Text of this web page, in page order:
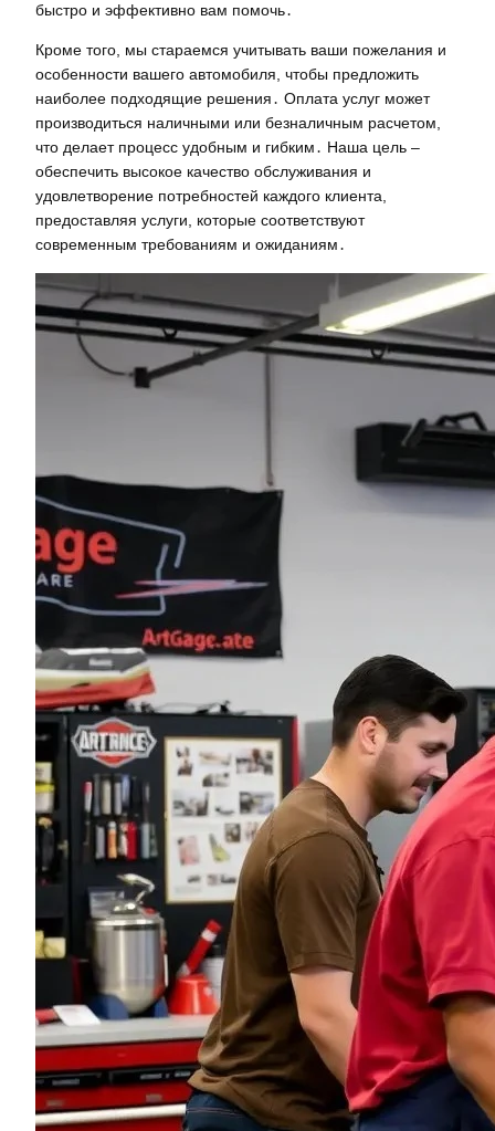
быстро и эффективно вам помочь․
Кроме того, мы стараемся учитывать ваши пожелания и
особенности вашего автомобиля, чтобы предложить
наиболее подходящие решения․ Оплата услуг может
производиться наличными или безналичным расчетом,
что делает процесс удобным и гибким․ Наша цель –
обеспечить высокое качество обслуживания и
удовлетворение потребностей каждого клиента,
предоставляя услуги, которые соответствуют
современным требованиям и ожиданиям․